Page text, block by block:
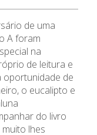
de uma
A foram
na
de leitura e
oportunidade de
o eucalipto e
do livro
lhes